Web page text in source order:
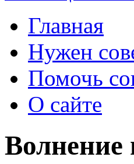
Главная
Нужен
Помочь
О сайте
Волнение